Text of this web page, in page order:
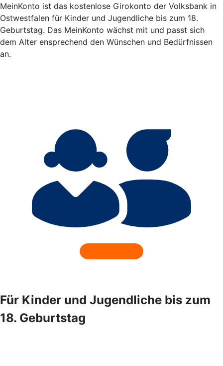
MeinKonto ist das kostenlose Girokonto der Volksbank in
Ostwestfalen für Kinder und Jugendliche bis zum 18.
Geburtstag. Das MeinKonto wächst mit und passt sich
dem Alter ensprechend den Wünschen und Bedürfnissen
an.
Für Kinder und Jugendliche bis zum
18. Geburtstag